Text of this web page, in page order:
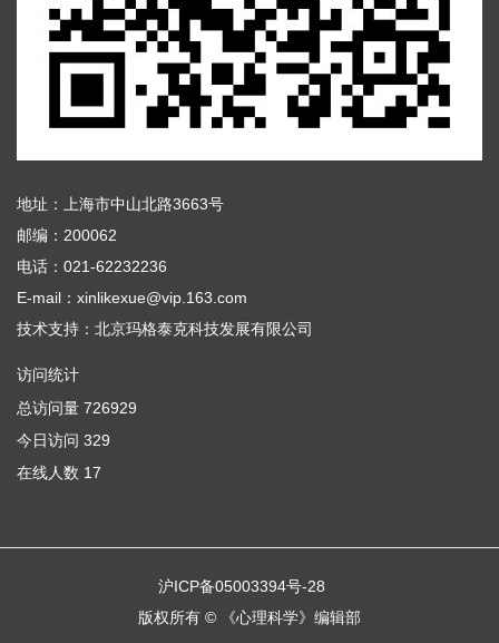
地址：上海市中山北路3663号
邮编：200062
电话：021-62232236
E-mail：xinlikexue@vip.163.com
技术支持： 北京玛格泰克科技发展有限公司
访问统计
总访问量 726929
今日访问 329
在线人数 17
沪ICP备05003394号-28
版权所有 © 《心理科学》编辑部